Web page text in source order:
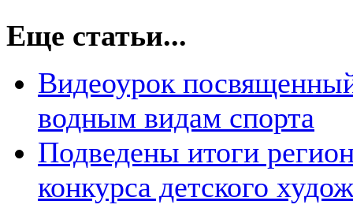
Еще статьи...
Видеоурок
водным видам спорта
Подведены итоги
конкурса детского